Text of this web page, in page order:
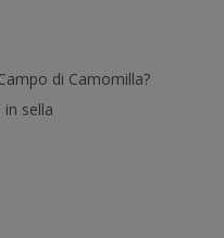
di Camomilla?
sella